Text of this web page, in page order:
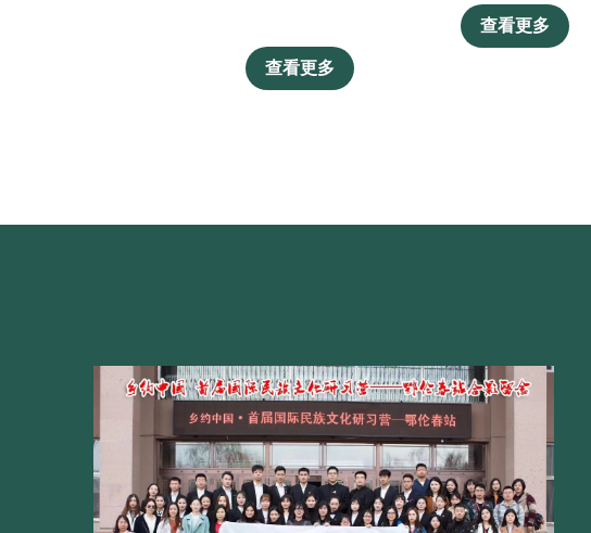
查看更多
查看更多